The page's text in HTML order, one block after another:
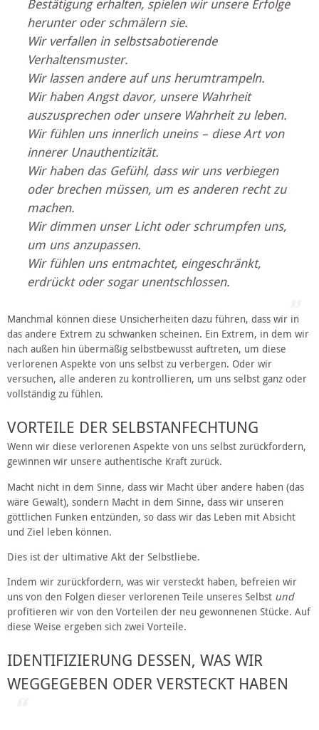
Bestätigung erhalten, spielen wir unsere Erfolge
herunter oder schmälern sie.
Wir verfallen in selbstsabotierende
Verhaltensmuster.
Wir lassen andere auf uns herumtrampeln.
Wir haben Angst davor, unsere Wahrheit
auszusprechen oder unsere Wahrheit zu leben.
Wir fühlen uns innerlich uneins – diese Art von
innerer Unauthentizität.
Wir haben das Gefühl, dass wir uns verbiegen
oder brechen müssen, um es anderen recht zu
machen.
Wir dimmen unser Licht oder schrumpfen uns,
um uns anzupassen.
Wir fühlen uns entmachtet, eingeschränkt,
erdrückt oder sogar unentschlossen.
Manchmal können diese Unsicherheiten dazu führen, dass wir in
das andere Extrem zu schwanken scheinen. Ein Extrem, in dem wir
nach außen hin übermäßig selbstbewusst auftreten, um diese
verlorenen Aspekte von uns selbst zu verbergen. Oder wir
versuchen, alle anderen zu kontrollieren, um uns selbst ganz oder
vollständig zu fühlen.
VORTEILE DER SELBSTANFECHTUNG
Wenn wir diese verlorenen Aspekte von uns selbst zurückfordern,
gewinnen wir unsere authentische Kraft zurück.
Macht nicht in dem Sinne, dass wir Macht über andere haben (das
wäre Gewalt), sondern Macht in dem Sinne, dass wir unseren
göttlichen Funken entzünden, so dass wir das Leben mit Absicht
und Ziel leben können.
Dies ist der ultimative Akt der Selbstliebe.
Indem wir zurückfordern, was wir versteckt haben, befreien wir
uns von den Folgen dieser verlorenen Teile unseres Selbst und
profitieren wir von den Vorteilen der neu gewonnenen Stücke. Auf
diese Weise ergeben sich zwei Vorteile.
IDENTIFIZIERUNG DESSEN, WAS WIR
WEGGEGEBEN ODER VERSTECKT HABEN